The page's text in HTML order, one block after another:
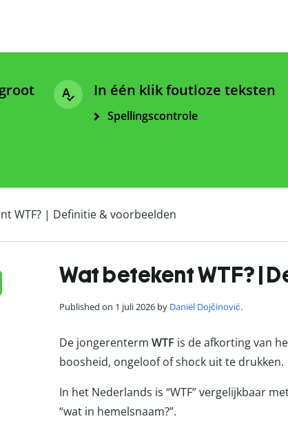
In één klik foutloze teksten
Spellingscontrole
WTF? | Definitie & voorbeelden
Wat betekent WTF? |
Published on 1 juli 2026 by Daniël Dojčinović.
De jongerenterm WTF is de afkorting van
boosheid, ongeloof of shock uit te drukken.
In het Nederlands is “WTF” vergelijkbaar
“wat in hemelsnaam?”.